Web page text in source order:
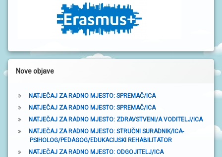
a
k
Nove objave
NATJEČAJ ZA RADNO MJESTO: SPREMAČ/ICA
NATJEČAJ ZA RADNO MJESTO: SPREMAČ/ICA
NATJEČAJ ZA RADNO MJESTO: ZDRAVSTVENI/A VODITELJ/ICA
NATJEČAJ ZA RADNO MJESTO: STRUČNI SURADNIK/ICA-
PSIHOLOG/PEDAGOG/EDUKACIJSKI REHABILITATOR
NATJEČAJ ZA RADNO MJESTO: ODGOJITELJ/ICA